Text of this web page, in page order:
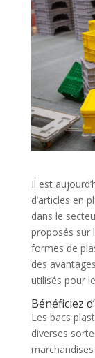
Il est
d’articles en
dans le
proposés sur
formes de
des
utilisés pour
Bénéficiez
Les bacs
diverses